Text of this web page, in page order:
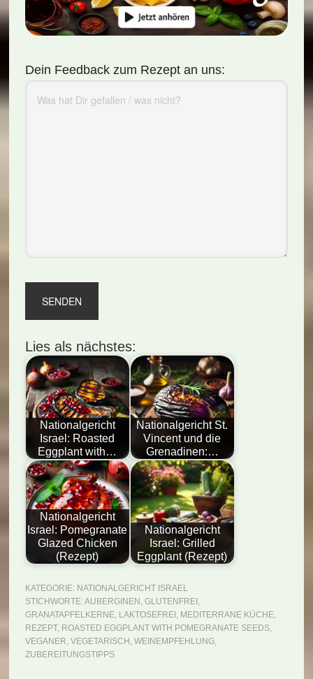
Dein Feedback zum Rezept an uns:
Lies als nächstes:
Nationalgericht
Israel: Roasted
Eggplant with…
Nationalgericht St.
Vincent und die
Grenadinen:…
Nationalgericht
Israel: Pomegranate
Glazed Chicken
(Rezept)
Nationalgericht
Israel: Grilled
Eggplant (Rezept)
KATEGORIE: NATIONALGERICHT ISRAEL
STICHWORTE: AUBERGINEN , GLUTENFREI ,
GRANATAPFELKERNE, LAKTOSEFREI , MEDITERRANE KÜCHE,
REZEPT, ROASTED EGGPLANT WITH POMEGRANATE SEEDS,
VEGANER, VEGETARISCH , WEINEMPFEHLUNG,
ZUBEREITUNGSTIPPS